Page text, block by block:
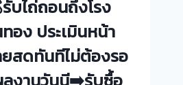
บไถ่ถอนถึงโรง
อง ประเมินหน้า
สดทันทีไม่ต้องรอ